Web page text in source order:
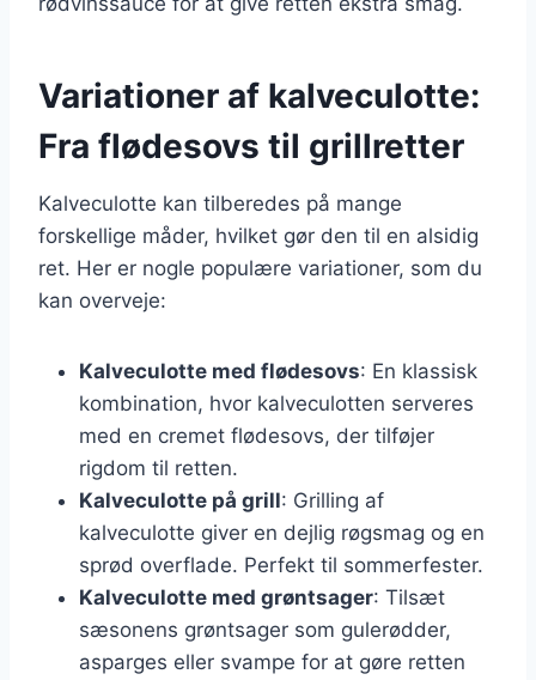
Variationer af kalveculotte:
Fra flødesovs til grillretter
Kalveculotte kan tilberedes på mange
forskellige måder, hvilket gør den til en alsidig
ret. Her er nogle populære variationer, som du
kan overveje:
Kalveculotte med flødesovs: En klassisk
kombination, hvor kalveculotten serveres
med en cremet flødesovs, der tilføjer
rigdom til retten.
Kalveculotte på grill: Grilling af
kalveculotte giver en dejlig røgsmag og en
sprød overflade. Perfekt til sommerfester.
Kalveculotte med grøntsager: Tilsæt
sæsonens grøntsager som gulerødder,
asparges eller svampe for at gøre retten